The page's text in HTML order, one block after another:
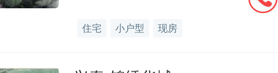
促进技术要素与资本要素融合发
住宅 小户型 现房